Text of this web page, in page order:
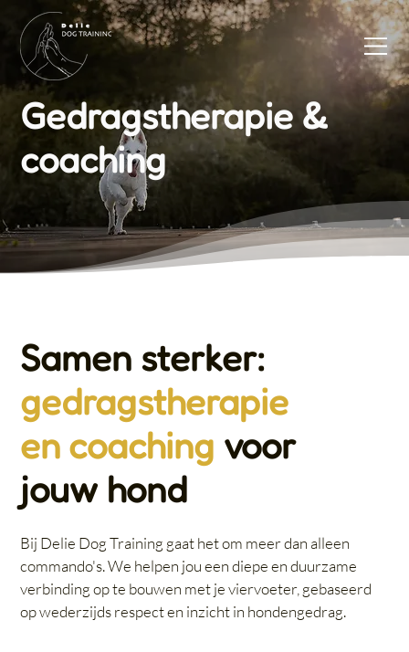
Gedragstherapie &
coaching
Samen sterker:
gedragstherapie
en coaching voor
jouw hond
Bij Delie Dog Training gaat het om meer dan alleen
commando's. We helpen jou een diepe en duurzame
verbinding op te bouwen met je viervoeter, gebaseerd
op wederzijds respect en inzicht in hondengedrag.